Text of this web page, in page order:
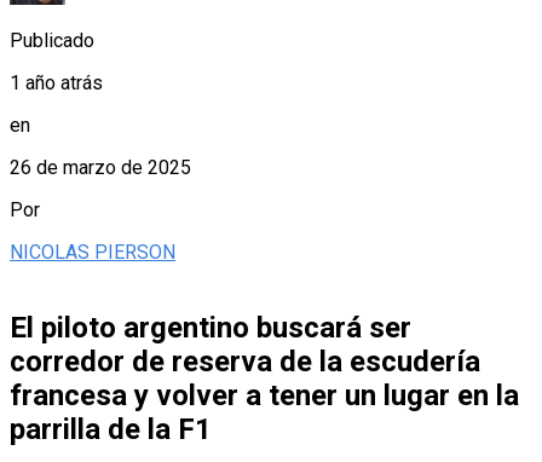
Publicado
1 año atrás
en
26 de marzo de 2025
Por
NICOLAS PIERSON
El piloto argentino buscará ser
corredor de reserva de la escudería
francesa y volver a tener un lugar en la
parrilla de la F1